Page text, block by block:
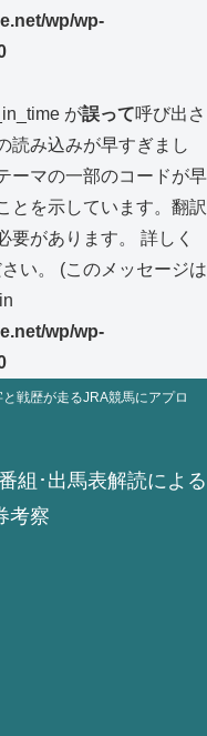
wp/wp-
が誤って呼び出さ
読み込みが早すぎまし
ーマの一部のコードが早
とを示しています。翻訳
要があります。 詳しく
い。 (このメッセージは
wp/wp-
戦歴が走るJRA競馬にアプロ
組･出馬表解読による
考察